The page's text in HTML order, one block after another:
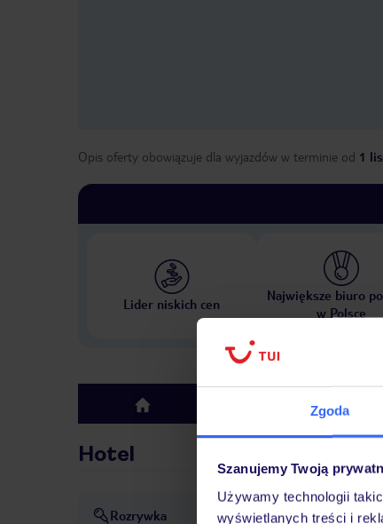
Zgoda
Szanujemy Twoją
Używamy technologii
wyświetlanych treści i
Opis oferty obowiązuje dla wyjazdów w terminie od 1
Lider niskich cen
Największe biuro
w Polsce
top
Hotel
Rozrywka dyskoteka lub klub nocny